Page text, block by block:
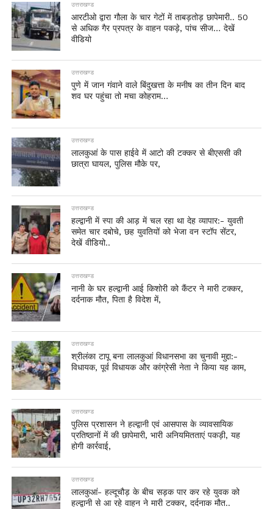
उत्तराखण्ड
आरटीओ द्वारा गौला के चार गेटों में ताबड़तोड़ छापेमारी.. 50
से अधिक गैर प्रपत्र के वाहन पकड़े, पांच सीज… देखें
वीडियो
उत्तराखण्ड
पुणे में जान गंवाने वाले बिंदुखत्ता के मनीष का तीन दिन बाद
शव घर पहुंचा तो मचा कोहराम…
उत्तराखण्ड
लालकुआं के पास हाईवे में आटो की टक्कर से बीएससी की
छात्रा घायल, पुलिस मौके पर,
उत्तराखण्ड
हल्द्वानी में स्पा की आड़ में चल रहा था देह व्यापार:- युवती
समेत चार दबोचे, छह युवतियों को भेजा वन स्टॉप सेंटर,
देखें वीडियो..
उत्तराखण्ड
नानी के घर हल्द्वानी आई किशोरी को कैंटर ने मारी टक्कर,
दर्दनाक मौत, पिता है विदेश में,
उत्तराखण्ड
श्रीलंका टापू बना लालकुआं विधानसभा का चुनावी मुद्दा:-
विधायक, पूर्व विधायक और कांग्रेसी नेता ने किया यह काम,
उत्तराखण्ड
पुलिस प्रशासन ने हल्द्वानी एवं आसपास के व्यावसायिक
प्रतिष्ठानों में की छापेमारी, भारी अनियमितताएं पकड़ी, यह
होगी कार्रवाई,
उत्तराखण्ड
लालकुआं- हल्दूचौड़ के बीच सड़क पार कर रहे युवक को
हल्द्वानी से आ रहे वाहन ने मारी टक्कर, दर्दनाक मौत..